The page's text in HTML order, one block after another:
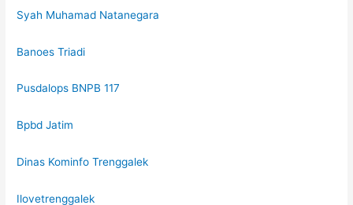
Syah Muhamad Natanegara
Banoes Triadi
Pusdalops BNPB 117
Bpbd Jatim
Dinas Kominfo Trenggalek
Ilovetrenggalek